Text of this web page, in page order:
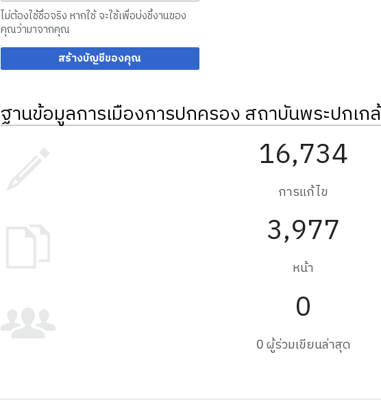
ไม่ต้องใช้ชื่อจริง หากใช้ จะใช้เพื่อบ่งชี้งานของ
คุณว่ามาจากคุณ
สร้างบัญชีของคุณ
ฐานข้อมูลการเมืองการปกครอง สถาบันพระปกเ
16,734
การแก้ไข
3,977
หน้า
0
0 ผู้ร่วมเขียนล่าสุด